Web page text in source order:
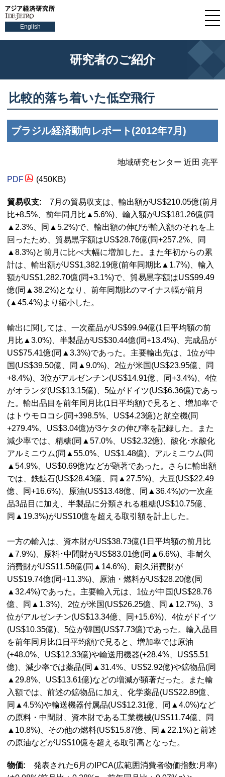
English
研究者のご紹介
比較的落ち着いた低空飛行
ブラジル経済動向レポート(2012年7月)
地域研究センター 近田 亮平
PDF
(450KB)
貿易収支: 7月の貿易収支は、輸出額がUS$210.05億(前月
比+8.5%、前年同月比▲5.6%)、輸入額がUS$181.26億(同
▲2.3%、同▲5.2%)で、輸出額の伸びが輸入額のそれを上
回ったため、貿易黒字額はUS$28.76億(同+257.2%、同
▲8.3%)と前月に比べ大幅に増加した。また年初からの累
計は、輸出額がUS$1,382.19億(前年同期比▲1.7%)、輸入
額がUS$1,282.70億(同+3.1%)で、貿易黒字額はUS$99.49
億(同▲38.2%)となり、前年同期比のマイナス幅が前月
(▲45.4%)より縮小した。
輸出に関しては、一次産品がUS$99.94億(1日平均額の前
月比▲3.0%)、半製品がUS$30.44億(同+13.4%)、完成品が
US$75.41億(同▲3.3%)であった。主要輸出先は、1位が中
国(US$39.50億、同▲9.0%)、2位が米国(US$23.95億、同
+8.4%)、3位がアルゼンチン(US$14.91億、同+3.4%)、4位
がオランダ(US$13.15億)、5位がドイツ(US$6.36億)であっ
た。輸出品目を前年同月比(1日平均額)で見ると、増加率で
はトウモロコシ(同+398.5%、US$4.23億)と航空機(同
+279.4%、US$3.04億)が3ケタの伸び率を記録した。また
減少率では、精糖(同▲57.0%、US$2.32億)、酸化･水酸化
アルミニウム(同▲55.0%、US$1.48億)、アルミニウム(同
▲54.9%、US$0.69億)などが顕著であった。さらに輸出額
では、鉄鉱石(US$28.43億、同▲27.5%)、大豆(US$22.49
億、同+16.6%)、原油(US$13.48億、同▲36.4%)の一次産
品3品目に加え、半製品に分類される粗糖(US$10.75億、
同▲19.3%)がUS$10億を超える取引額を計上した。
一方の輸入は、資本財がUS$38.73億(1日平均額の前月比
▲7.9%)、原料･中間財がUS$83.01億(同▲6.6%)、非耐久
消費財がUS$11.58億(同▲14.6%)、耐久消費財が
US$19.74億(同+11.3%)、原油・燃料がUS$28.20億(同
▲32.4%)であった。主要輸入元は、1位が中国(US$28.76
億、同▲1.3%)、2位が米国(US$26.25億、同▲12.7%)、3
位がアルゼンチン(US$13.34億、同+15.6%)、4位がドイツ
(US$10.35億)、5位が韓国(US$7.73億)であった。輸入品目
を前年同月比(1日平均額)で見ると、増加率では原油
(+48.0%、US$12.33億)や輸送用機器(+28.4%、US$5.51
億)、減少率では薬品(同▲31.4%、US$2.92億)や鉱物品(同
▲29.8%、US$13.61億)などの増減が顕著だった。また輸
入額では、前述の鉱物品に加え、化学薬品(US$22.89億、
同▲4.5%)や輸送機器付属品(US$12.31億、同▲4.0%)など
の原料・中間財、資本財である工業機械(US$11.74億、同
▲10.8%)、その他の燃料(US$15.87億、同▲22.1%)と前述
の原油などがUS$10億を超える取引高となった。
物価: 発表された6月のIPCA(広範囲消費者物価指数:月率)